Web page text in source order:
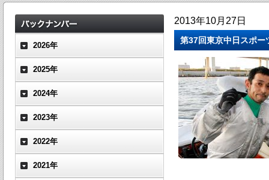
2026年
2025年
2024年
2023年
2022年
2021年
2013年10月27日
第37回東京中日スポー